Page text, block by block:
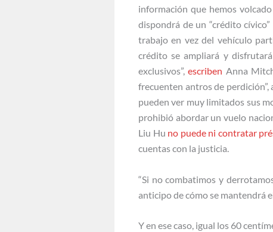
información que hemos
dispondrá de un “crédito
trabajo en vez del vehículo
crédito se ampliará y
exclusivos”,escriben Anna
frecuenten antros de perdición”,
pueden ver muy limitados sus
prohibió abordar un vuelo
Liu Hu no puede ni contratar
cuentas con la justicia.
“Si no combatimos y
anticipo de cómo se mantendrá
Y en ese caso, igual los 60